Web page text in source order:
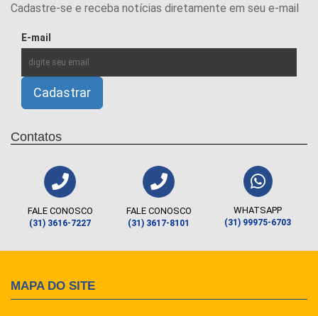
Cadastre-se e receba notícias diretamente em seu e-mail
E-mail
Contatos
FALE CONOSCO
(31) 3616-7227
FALE CONOSCO
(31) 3617-8101
WHATSAPP
(31) 99975-6703
MAPA DO SITE